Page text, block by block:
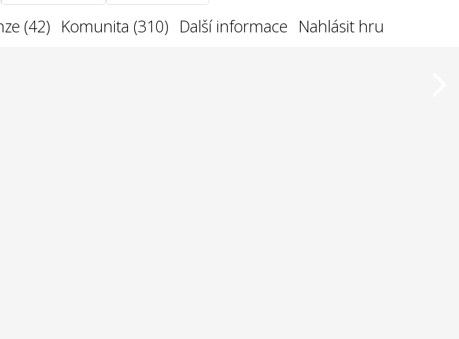
(42) Komunita (310) Další informace Nahlásit hru